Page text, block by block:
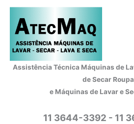
Assistência Técnica Máquinas de
de Secar
e Máquinas de Lavar e
11 3644-3392 - 11